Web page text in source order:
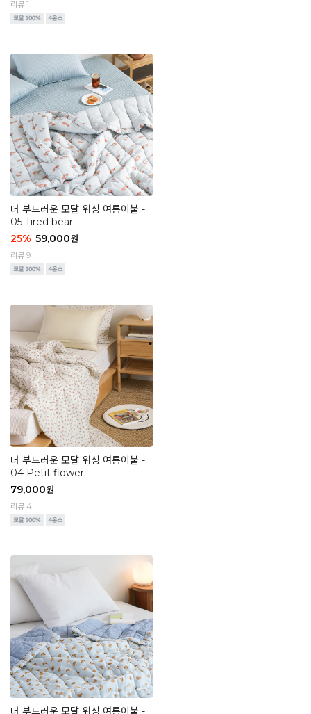
리뷰 1
더 부드러운 모달 워싱 여름이불 -
05 Tired bear
25% 59,000원
리뷰 9
더 부드러운 모달 워싱 여름이불 -
04 Petit flower
79,000원
리뷰 4
더 부드러운 모달 워싱 여름이불 -